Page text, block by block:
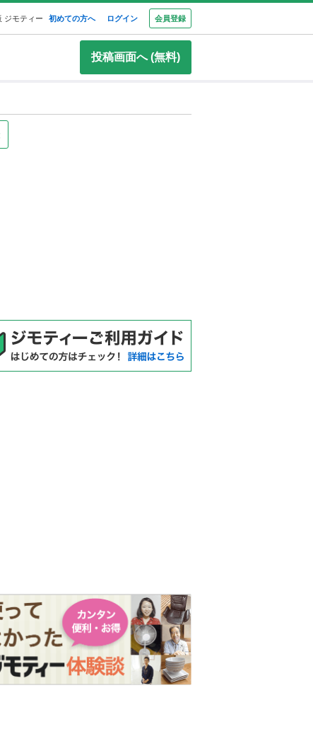
ジモティー 初めての方へ ログイン 会員登録
投稿画面へ (無料)